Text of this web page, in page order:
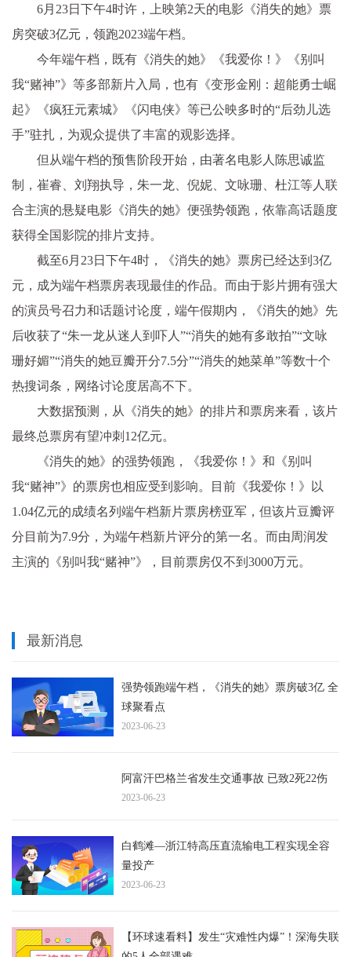
6月23日下午4时许，上映第2天的电影《消失的她》票
房突破3亿元，领跑2023端午档。
今年端午档，既有《消失的她》《我爱你！》《别叫
我“赌神”》等多部新片入局，也有《变形金刚：超能勇士崛
起》《疯狂元素城》《闪电侠》等已公映多时的“后劲儿选
手”驻扎，为观众提供了丰富的观影选择。
但从端午档的预售阶段开始，由著名电影人陈思诚监
制，崔睿、刘翔执导，朱一龙、倪妮、文咏珊、杜江等人联
合主演的悬疑电影《消失的她》便强势领跑，依靠高话题度
获得全国影院的排片支持。
截至6月23日下午4时，《消失的她》票房已经达到3亿
元，成为端午档票房表现最佳的作品。而由于影片拥有强大
的演员号召力和话题讨论度，端午假期内，《消失的她》先
后收获了“朱一龙从迷人到吓人”“消失的她有多敢拍”“文咏
珊好媚”“消失的她豆瓣开分7.5分”“消失的她菜单”等数十个
热搜词条，网络讨论度居高不下。
大数据预测，从《消失的她》的排片和票房来看，该片
最终总票房有望冲刺12亿元。
《消失的她》的强势领跑，《我爱你！》和《别叫
我“赌神”》的票房也相应受到影响。目前《我爱你！》以
1.04亿元的成绩名列端午档新片票房榜亚军，但该片豆瓣评
分目前为7.9分，为端午档新片评分的第一名。而由周润发
主演的《别叫我“赌神”》，目前票房仅不到3000万元。
最新消息
强势领跑端午档，《消失的她》票房破3亿 全
球聚看点
2023-06-23
阿富汗巴格兰省发生交通事故 已致2死22伤
2023-06-23
白鹤滩—浙江特高压直流输电工程实现全容
量投产
2023-06-23
【环球速看料】发生“灾难性内爆”！深海失联